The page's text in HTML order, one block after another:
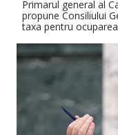
Primarul general al
propune Consiliului
taxa pentru